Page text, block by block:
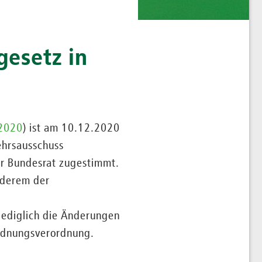
in
) ist am 10.12.2020
Bundesrat zugestimmt.
der
die Änderungen